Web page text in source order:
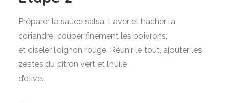
Préparer la sauce salsa. Laver et hacher la
coriandre, couper finement les poivrons,
et ciseler l’oignon rouge. Réunir le tout, ajouter les
zestes du citron vert et l’huile
d’olive.